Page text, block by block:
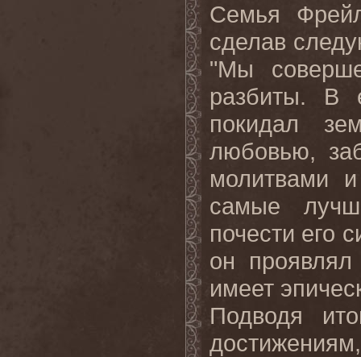
Семья
сделав
"Мы
разбиты. В
покидал
любовью,
молитвами
самые
почести его
он
имеет
Подводя
достижениям